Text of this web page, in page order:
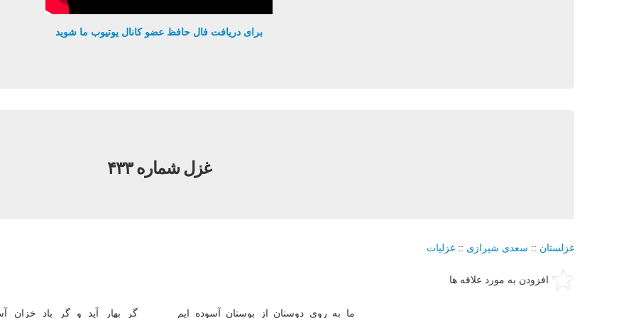
برای دریافت فال حافظ عضو کانال یوتیوب ما شوید
غزل شماره ۴۳۳
غزلستان :: سعدی شیرازی :: غزلیات
افزودن به مورد علاقه ها
ما به روی دوستان از بوستان آسوده ایم گر بهار آید و گر باد خزان